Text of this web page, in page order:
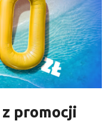
promocji